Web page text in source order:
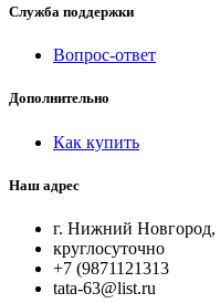
Служба поддержки
Вопрос-ответ
Дополнительно
Как купить
Наш адрес
г. Нижний Новгород,
круглосуточно
+7 (9871121313
tata-63@list.ru